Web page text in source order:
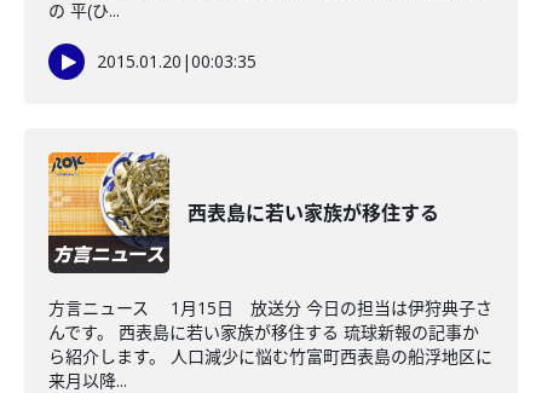
の 平(ひ...
2015.01.20 |00:03:35
西表島に若い家族が移住する
方言ニュース 1月15日 放送分 今日の担当は伊狩典子さ
んです。 西表島に若い家族が移住する 琉球新報の記事か
ら紹介します。 人口減少に悩む竹富町西表島の船浮地区に
来月以降...